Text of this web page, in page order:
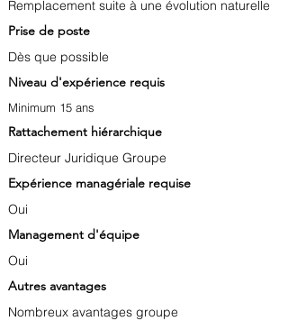
Remplacement suite à une évolution naturelle
Prise de poste
Dès que possible
Niveau d'expérience requis
Minimum 15 ans
Rattachement hiérarchique
Directeur Juridique Groupe
Expérience managériale requise
Oui
Management d'équipe
Oui
Autres avantages
Nombreux avantages groupe